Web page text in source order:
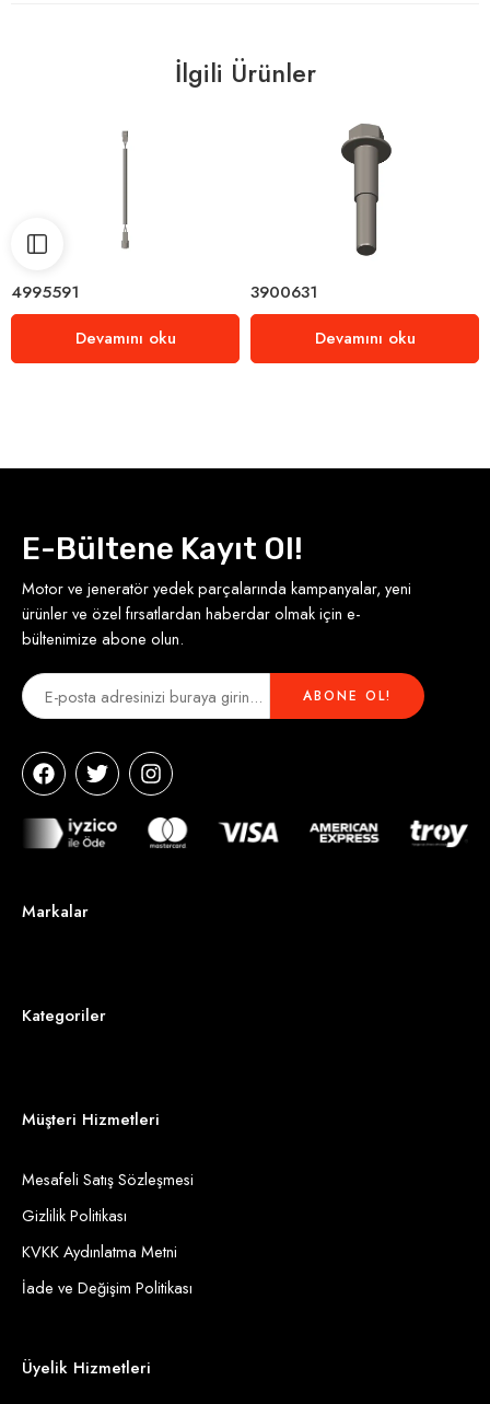
İlgili Ürünler
4995591
Devamını oku
3900631
Devamını oku
E-Bültene Kayıt Ol!
Motor ve jeneratör yedek parçalarında kampanyalar, yeni
ürünler ve özel fırsatlardan haberdar olmak için e-
bültenimize abone olun.
Markalar
Kategoriler
Müşteri Hizmetleri
Mesafeli Satış Sözleşmesi
Gizlilik Politikası
KVKK Aydınlatma Metni
İade ve Değişim Politikası
Üyelik Hizmetleri